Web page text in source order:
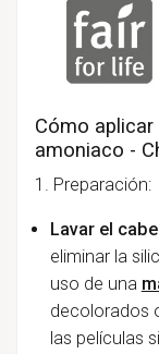
Cómo
amoniaco -
1. Preparación:
Lavar el
eliminar la
uso de una
decolorados
las películas